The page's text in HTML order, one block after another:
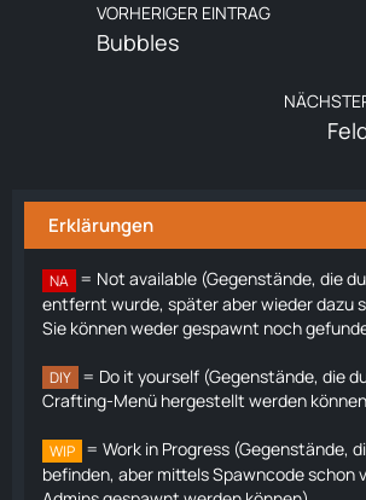
VORHERIGER EINTRAG
Bubbles
Erklärungen
NA = Not available (Gegenstände, die
entfernt wurde, später aber wieder dazu
Sie können weder gespawnt noch
DIY = Do it yourself (Gegenstände, die
Crafting-Menü hergestellt werden
WIP = Work in Progress (Gegenstände,
befinden, aber mittels Spawncode schon